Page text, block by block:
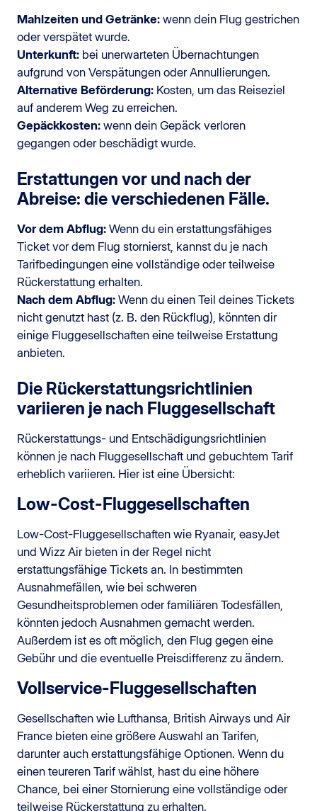
Mahlzeiten und Getränke: wenn dein Flug gestrichen
oder verspätet wurde.
Unterkunft: bei unerwarteten Übernachtungen
aufgrund von Verspätungen oder Annullierungen.
Alternative Beförderung: Kosten, um das Reiseziel
auf anderem Weg zu erreichen.
Gepäckkosten: wenn dein Gepäck verloren
gegangen oder beschädigt wurde.
Erstattungen vor und nach der
Abreise: die verschiedenen Fälle.
Vor dem Abflug: Wenn du ein erstattungsfähiges
Ticket vor dem Flug stornierst, kannst du je nach
Tarifbedingungen eine vollständige oder teilweise
Rückerstattung erhalten.
Nach dem Abflug: Wenn du einen Teil deines Tickets
nicht genutzt hast (z. B. den Rückflug), könnten dir
einige Fluggesellschaften eine teilweise Erstattung
anbieten.
Die Rückerstattungsrichtlinien
variieren je nach Fluggesellschaft
Rückerstattungs- und Entschädigungsrichtlinien
können je nach Fluggesellschaft und gebuchtem Tarif
erheblich variieren. Hier ist eine Übersicht:
Low-Cost-Fluggesellschaften
Low-Cost-Fluggesellschaften wie Ryanair, easyJet
und Wizz Air bieten in der Regel nicht
erstattungsfähige Tickets an. In bestimmten
Ausnahmefällen, wie bei schweren
Gesundheitsproblemen oder familiären Todesfällen,
könnten jedoch Ausnahmen gemacht werden.
Außerdem ist es oft möglich, den Flug gegen eine
Gebühr und die eventuelle Preisdifferenz zu ändern.
Vollservice-Fluggesellschaften
Gesellschaften wie Lufthansa, British Airways und Air
France bieten eine größere Auswahl an Tarifen,
darunter auch erstattungsfähige Optionen. Wenn du
einen teureren Tarif wählst, hast du eine höhere
Chance, bei einer Stornierung eine vollständige oder
teilweise Rückerstattung zu erhalten.